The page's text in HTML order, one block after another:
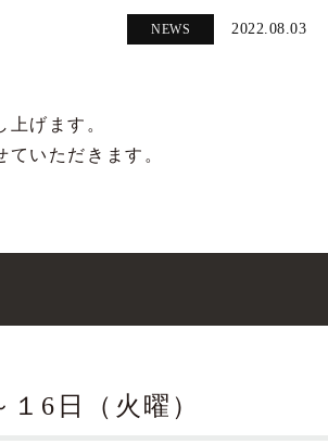
NEWS 2022.08.03
げます。
いただきます。
6日（火曜）